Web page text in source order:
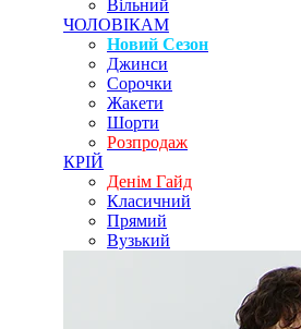
Вільний
ЧОЛОВІКАМ
Новий Сезон
Джинси
Сорочки
Жакети
Шорти
Розпродаж
КРІЙ
Денім Гайд
Класичний
Прямий
Вузький